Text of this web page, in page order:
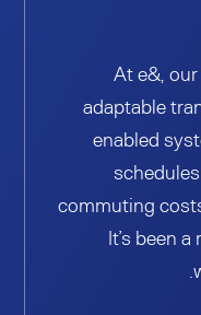
At e&,
adaptable
enabled
commuting
It’s been